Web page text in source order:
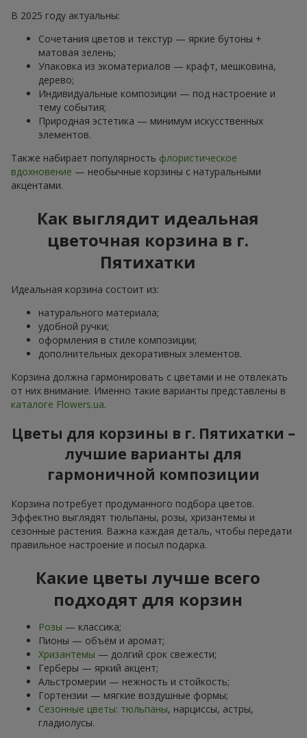
В 2025 году актуальны:
Сочетания цветов и текстур — яркие бутоны +
матовая зелень;
Упаковка из экоматериалов — крафт, мешковина,
дерево;
Индивидуальные композиции — под настроение и
тему события;
Природная эстетика — минимум искусственных
элементов.
Также набирает популярность флористическое
вдохновение — необычные корзины с натуральными
акцентами.
Как выглядит идеальная
цветочная корзина в г.
Пятихатки
Идеальная корзина состоит из:
натурального материала;
удобной ручки;
оформления в стиле композиции;
дополнительных декоративных элементов.
Корзина должна гармонировать с цветами и не отвлекать
от них внимание. Именно такие варианты представлены в
каталоге Flowers.ua.
Цветы для корзины в г. Пятихатки –
лучшие варианты для
гармоничной композиции
Корзина потребует продуманного подбора цветов.
Эффектно выглядят тюльпаны, розы, хризантемы и
сезонные растения. Важна каждая деталь, чтобы передати
правильное настроение и посыл подарка.
Какие цветы лучше всего
подходят для корзин
Розы — классика;
Пионы — объём и аромат;
Хризантемы — долгий срок свежести;
Герберы — яркий акцент;
Альстромерии — нежность и стойкость;
Гортензии — мягкие воздушные формы;
Сезонные цветы: тюльпаны, нарциссы, астры,
гладиолусы.